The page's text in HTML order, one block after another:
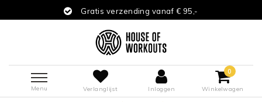
Gratis verzending vanaf € 95,-
Menu Verlanglijst Inloggen
0
Winkelwagen